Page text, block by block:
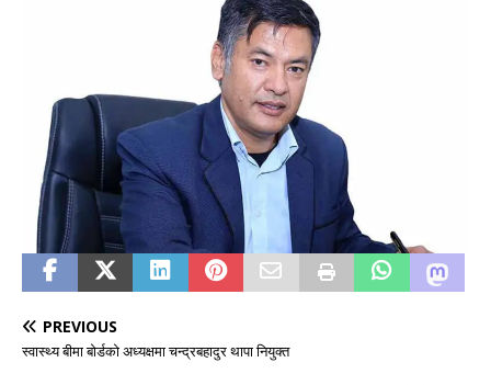
PREVIOUS
स्वास्थ्य बीमा बोर्डको अध्यक्षमा चन्द्रबहादुर थापा नियुक्त